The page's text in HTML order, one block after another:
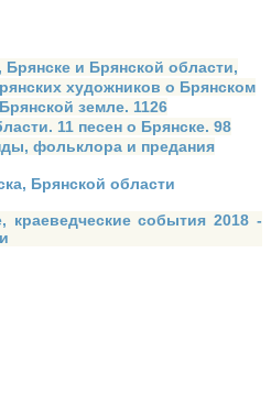
и Брянской области,
художников о Брянском
земле. 1126
11 песен о Брянске. 98
фольклора и предания
Брянской области
краеведческие события 2018 -